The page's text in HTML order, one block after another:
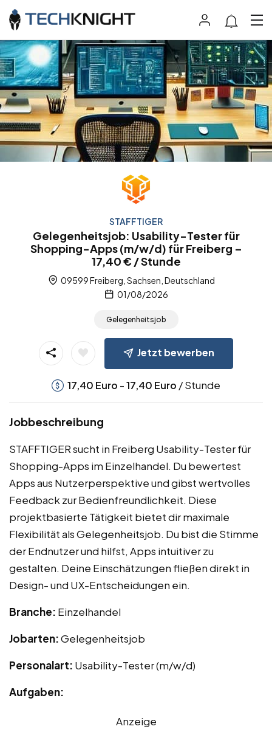
STAFFTIGER
Gelegenheitsjob: Usability-Tester für
Shopping-Apps (m/w/d) für Freiberg –
17,40 € / Stunde
09599 Freiberg, Sachsen, Deutschland
01/08/2026
Gelegenheitsjob
Jetzt bewerben
17,40 Euro -17,40 Euro / Stunde
Jobbeschreibung
STAFFTIGER sucht in Freiberg Usability-Tester für
Shopping-Apps im Einzelhandel. Du bewertest
Apps aus Nutzerperspektive und gibst wertvolles
Feedback zur Bedienfreundlichkeit. Diese
projektbasierte Tätigkeit bietet dir maximale
Flexibilität als Gelegenheitsjob. Du bist die Stimme
der Endnutzer und hilfst, Apps intuitiver zu
gestalten. Deine Einschätzungen fließen direkt in
Design- und UX-Entscheidungen ein.
Branche: Einzelhandel
Jobarten:Gelegenheitsjob
Personalart: Usability-Tester (m/w/d)
Aufgaben:
Anzeige